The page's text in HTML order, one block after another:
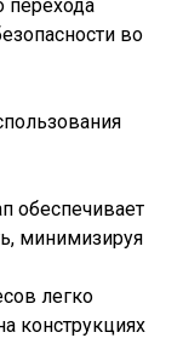
перехода
во
обеспечивает
минимизируя
легко
конструкциях